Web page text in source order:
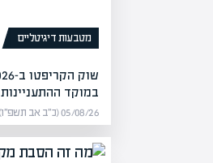
מטבעות דיגיטליים
במוקד ההתעניינות
05/08/26 (כ״ב אב תשפ״ו) | מערכת אפיק